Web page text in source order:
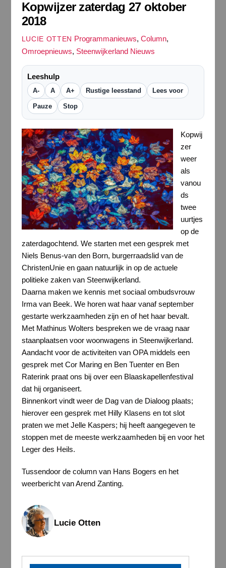
Kopwijzer zaterdag 27 oktober
2018
LUCIE OTTEN Programmanieuws, Column,
Omroepnieuws, Steenwijkerland Nieuws
Leeshulp
A- A A+ Rustige leesstand Lees voor
Pauze Stop
Kopwij
zer
weer
als
vanou
ds
twee
uurtjes
op de
zaterdagochtend. We starten met een gesprek met
Niels Benus-van den Born, burgerraadslid van de
ChristenUnie en gaan natuurlijk in op de actuele
politieke zaken van Steenwijkerland.
Daarna maken we kennis met sociaal ombudsvrouw
Irma van Beek. We horen wat haar vanaf september
gestarte werkzaamheden zijn en of het haar bevalt.
Met Mathinus Wolters bespreken we de vraag naar
staanplaatsen voor woonwagens in Steenwijkerland.
Aandacht voor de activiteiten van OPA middels een
gesprek met Cor Maring en Ben Tuenter en Ben
Raterink praat ons bij over een Blaaskapellenfestival
dat hij organiseert.
Binnenkort vindt weer de Dag van de Dialoog plaats;
hierover een gesprek met Hilly Klasens en tot slot
praten we met Jelle Kaspers; hij heeft aangegeven te
stoppen met de meeste werkzaamheden bij en voor het
Leger des Heils.
Tussendoor de column van Hans Bogers en het
weerbericht van Arend Zanting.
Lucie Otten